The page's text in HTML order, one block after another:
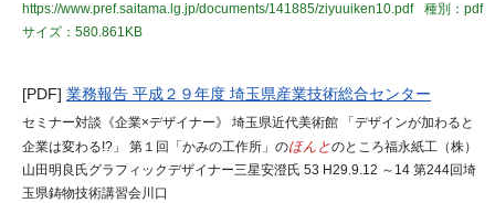
https://www.pref.saitama.lg.jp/documents/141885/ziyuuiken10.pdf
種別：pdf
サイズ：580.861KB
[PDF] 業務報告 平成２９年度 埼玉県産業技術総合センター
セミナー対談《企業×デザイナー》 埼玉県近代美術館 「デザインが加わると
企業は変わる!?」 第１回「かみの工作所」のほんとのところ福永紙工（株）
山田明良氏グラフィックデザイナー三星安澄氏 53 H29.9.12 ～14 第244回埼
玉県鋳物技術講習会川口